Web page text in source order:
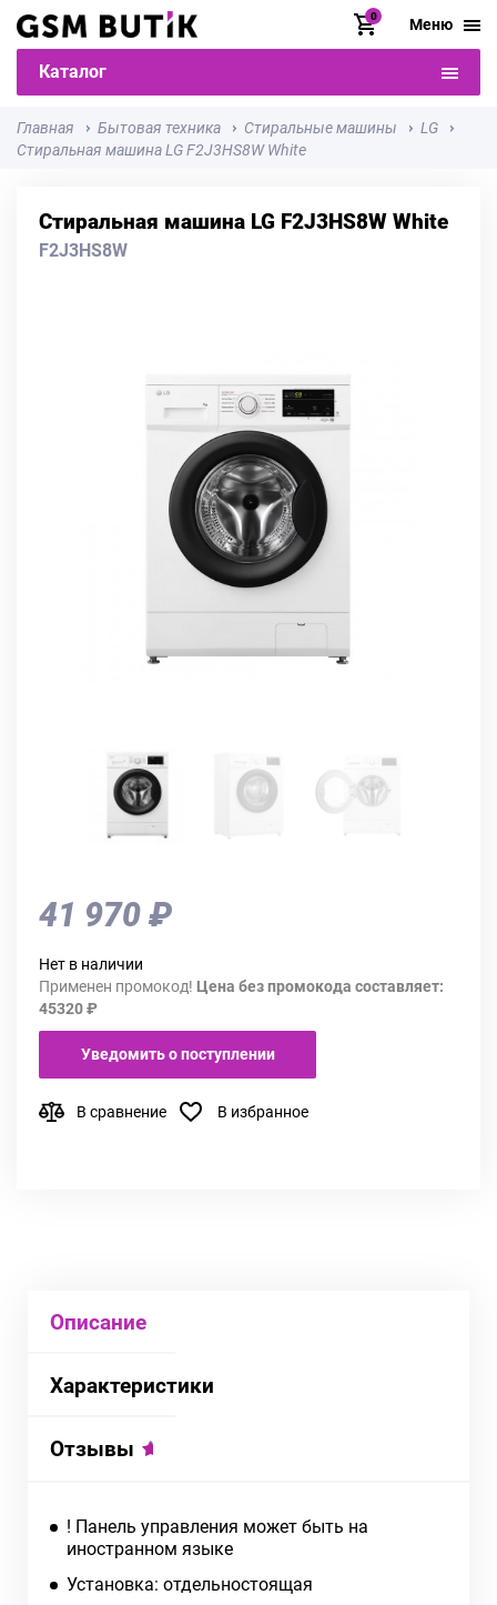
0 Меню
Каталог
Главная Бытовая техника Стиральные машины
LG
Стиральная машина LG F2J3HS8W White
Стиральная машина LG F2J3HS8W White
F2J3HS8W
41 970 ₽
Нет в наличии
Применен промокод! Цена без промокода составляет:
45320 ₽
Уведомить о поступлении
В сравнение В избранное
Описание
Характеристики
Отзывы
! Панель управления может быть на
иностранном языке
Установка: отдельностоящая